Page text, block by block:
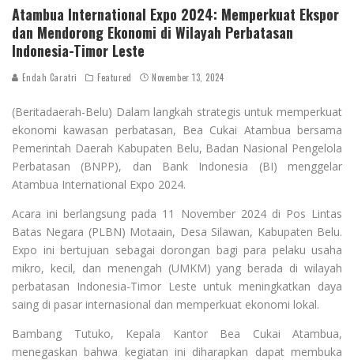
Atambua International Expo 2024: Memperkuat Ekspor
dan Mendorong Ekonomi di Wilayah Perbatasan
Indonesia-Timor Leste
Endah Caratri Featured November 13, 2024
(Beritadaerah-Belu) Dalam langkah strategis untuk memperkuat
ekonomi kawasan perbatasan, Bea Cukai Atambua bersama
Pemerintah Daerah Kabupaten Belu, Badan Nasional Pengelola
Perbatasan (BNPP), dan Bank Indonesia (BI) menggelar
Atambua International Expo 2024.
Acara ini berlangsung pada 11 November 2024 di Pos Lintas
Batas Negara (PLBN) Motaain, Desa Silawan, Kabupaten Belu.
Expo ini bertujuan sebagai dorongan bagi para pelaku usaha
mikro, kecil, dan menengah (UMKM) yang berada di wilayah
perbatasan Indonesia-Timor Leste untuk meningkatkan daya
saing di pasar internasional dan memperkuat ekonomi lokal.
Bambang Tutuko, Kepala Kantor Bea Cukai Atambua,
menegaskan bahwa kegiatan ini diharapkan dapat membuka